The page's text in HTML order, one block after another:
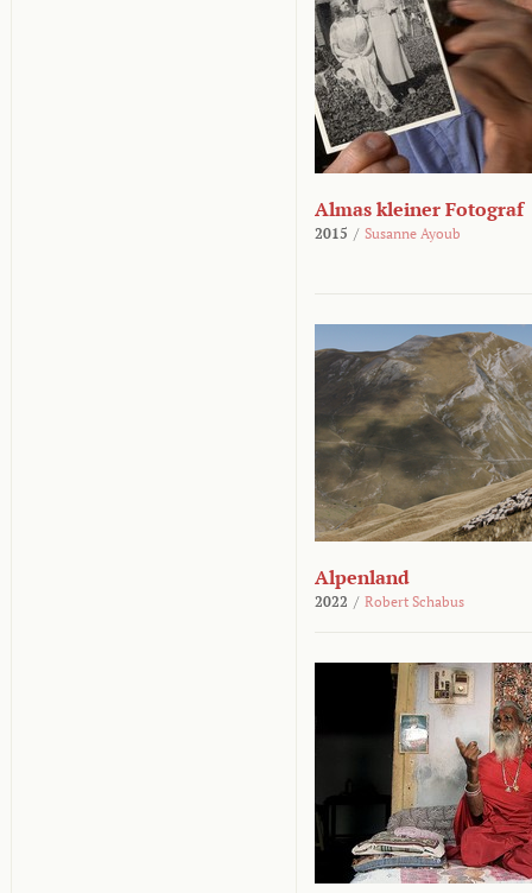
Almas kleiner Fotograf
2015 / Susanne Ayoub
Alpenland
2022 / Robert Schabus